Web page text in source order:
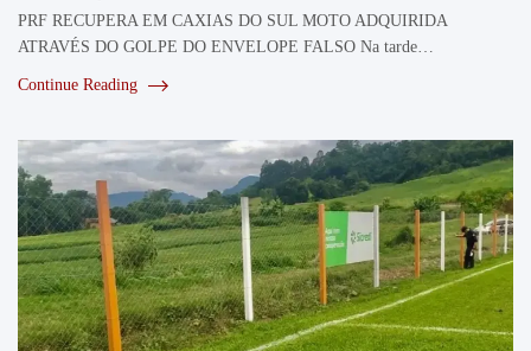
PRF RECUPERA EM CAXIAS DO SUL MOTO ADQUIRIDA
ATRAVÉS DO GOLPE DO ENVELOPE FALSO Na tarde…
Continue Reading